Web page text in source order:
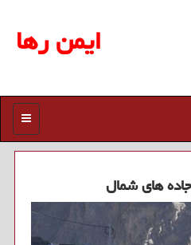
ایمن رها
منو
های شمال